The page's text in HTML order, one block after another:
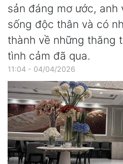
sản đáng mơ ước, anh
sống độc thân và có
thành về những thăng
tình cảm đã qua.
11:04 - 04/04/2026